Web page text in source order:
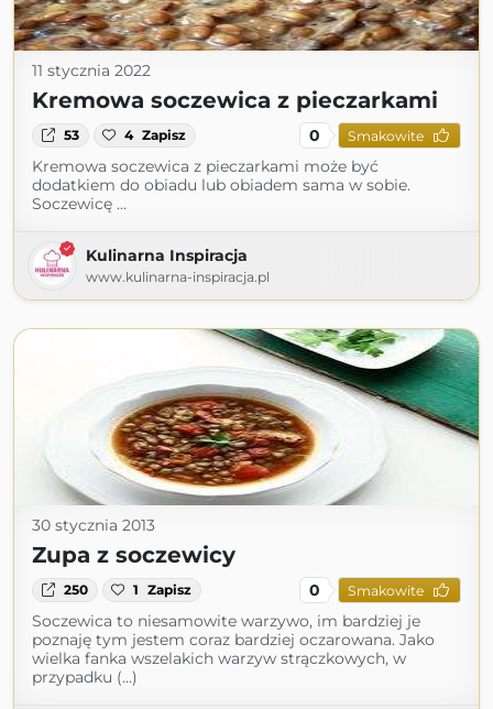
11 stycznia 2022
Kremowa soczewica z pieczarkami
53 4 Zapisz 0 Smakowite
Kremowa soczewica z pieczarkami może być
dodatkiem do obiadu lub obiadem sama w sobie.
Soczewicę …
Kulinarna Inspiracja
www.kulinarna-inspiracja.pl
30 stycznia 2013
Zupa z soczewicy
250 1 Zapisz 0 Smakowite
Soczewica to niesamowite warzywo, im bardziej je
poznaję tym jestem coraz bardziej oczarowana. Jako
wielka fanka wszelakich warzyw strączkowych, w
przypadku (...)